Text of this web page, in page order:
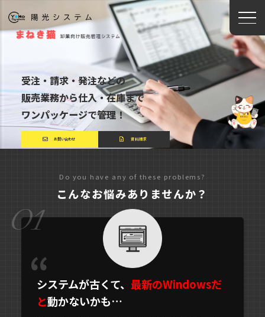
受注・請求・発注などの
販売業務から仕入・在庫まで
ワンパッケージで管理！
お問い合わせ 資料請求
こんなお悩みありませんか？
Do you have any of these problems?
システムが古くて、 最新のWindowsだ
と動かないかも…
01